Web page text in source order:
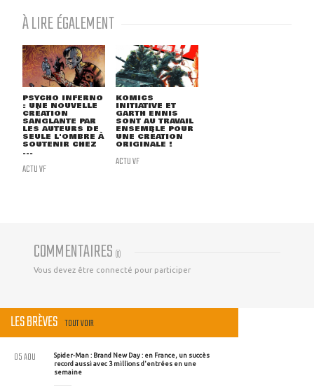
À LIRE ÉGALEMENT
PSYCHO INFERNO
: UNE NOUVELLE
CRÉATION
SANGLANTE PAR
LES AUTEURS DE
SEULE L'OMBRE À
SOUTENIR CHEZ
...
ACTU VF
KOMICS
INITIATIVE ET
GARTH ENNIS
SONT AU TRAVAIL
ENSEMBLE POUR
UNE CRÉATION
ORIGINALE !
ACTU VF
COMMENTAIRES (0)
Vous devez être connecté pour participer
LES BRÈVES TOUT VOIR
Spider-Man : Brand New Day : en France, un succès
record aussi avec 3 millions d'entrées en une
semaine
05 AOU